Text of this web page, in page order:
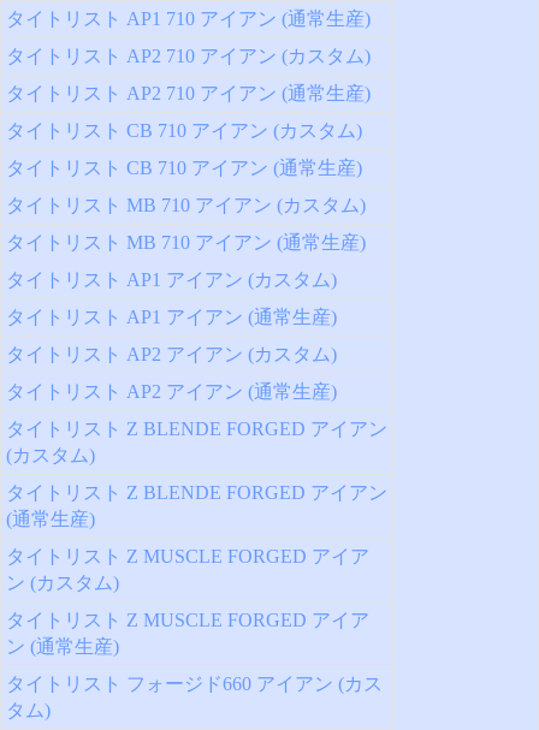
タイトリスト AP1 710 アイアン (通常生産)
タイトリスト AP2 710 アイアン (カスタム)
タイトリスト AP2 710 アイアン (通常生産)
タイトリスト CB 710 アイアン (カスタム)
タイトリスト CB 710 アイアン (通常生産)
タイトリスト MB 710 アイアン (カスタム)
タイトリスト MB 710 アイアン (通常生産)
タイトリスト AP1 アイアン (カスタム)
タイトリスト AP1 アイアン (通常生産)
タイトリスト AP2 アイアン (カスタム)
タイトリスト AP2 アイアン (通常生産)
タイトリスト Z BLENDE FORGED アイアン
(カスタム)
タイトリスト Z BLENDE FORGED アイアン
(通常生産)
タイトリスト Z MUSCLE FORGED アイア
ン (カスタム)
タイトリスト Z MUSCLE FORGED アイア
ン (通常生産)
タイトリスト フォージド660 アイアン (カス
タム)